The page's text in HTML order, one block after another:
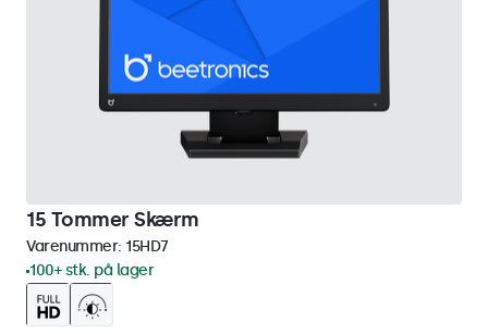
15 Tommer Skærm
Varenummer: 15HD7
100+ stk. på lager